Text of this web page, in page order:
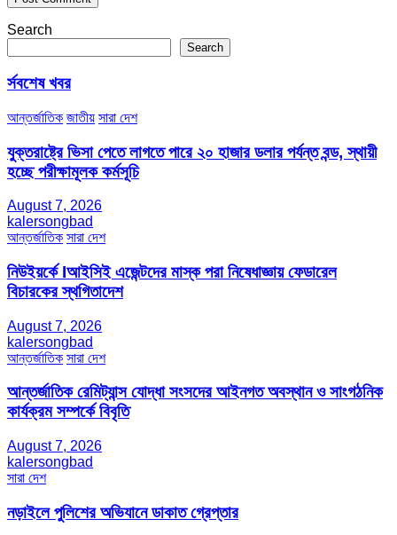
Search
Search
র্সবশেষ খবর
আন্তর্জাতিক জাতীয় সারা দেশ
যুক্তরাষ্ট্রে ভিসা পেতে লাগতে পারে ২০ হাজার ডলার পর্যন্ত বন্ড, স্থায়ী
হচ্ছে পরীক্ষামূলক কর্মসূচি
August 7, 2026
kalersongbad
আন্তর্জাতিক সারা দেশ
নিউইয়র্কে Iআইসিই এজেন্টদের মাস্ক পরা নিষেধাজ্ঞায় ফেডারেল
বিচারকের স্থগিতাদেশ
August 7, 2026
kalersongbad
আন্তর্জাতিক সারা দেশ
আন্তর্জাতিক রেমিট্যান্স যোদ্ধা সংসদের আইনগত অবস্থান ও সাংগঠনিক
কার্যক্রম সম্পর্কে বিবৃতি
August 7, 2026
kalersongbad
সারা দেশ
নড়াইলে পুলিশের অভিযানে ডাকাত গ্রেপ্তার